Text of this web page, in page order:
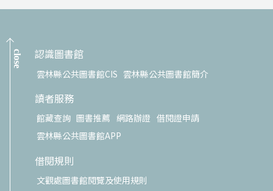
close 認識圖書館
雲林縣公共圖書館CIS 雲林縣公共圖書館簡介
讀者服務
館藏查詢 圖書推薦 網路辦證 借閱證申請
雲林縣公共圖書館APP
借閱規則
文觀處圖書館閱覽及使用規則